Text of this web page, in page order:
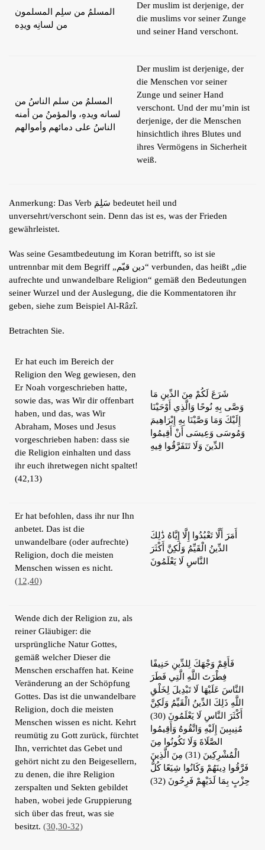
المسلمُ من سلِم المسلمون
من لسانِه ويدِه
Der muslim ist derjenige, der
die muslims vor seiner Zunge
und seiner Hand verschont.
المسلمُ من سلم الناسُ من
لسانه ويدهِ، والمؤمنُ من أمنه
الناسُ على دمائهم وأموالهم
Der muslim ist derjenige, der
die Menschen vor seiner
Zunge und seiner Hand
verschont. Und der mu’min ist
derjenige, der die Menschen
hinsichtlich ihres Blutes und
ihres Vermögens in Sicherheit
weiß.
Anmerkung: Das Verb سَلِمَ bedeutet heil und
unversehrt/verschont sein. Denn das ist es, was der Frieden
gewährleistet.
Was seine Gesamtbedeutung im Koran betrifft, so ist sie
untrennbar mit dem Begriff „دين قيّم“ verbunden, das heißt „die
aufrechte und unwandelbare Religion“ gemäß den Bedeutungen
seiner Wurzel und der Auslegung, die die Kommentatoren ihr
geben, siehe zum Beispiel Al-Râzî.
Betrachten Sie.
Er hat euch im Bereich der
Religion den Weg gewiesen, den
Er Noah vorgeschrieben hatte,
sowie das, was Wir dir offenbart
haben, und das, was Wir
Abraham, Moses und Jesus
vorgeschrieben haben: dass sie
die Religion einhalten und dass
ihr euch ihretwegen nicht spaltet!
(42,13)
شَرَعَ لَكُمْ مِنَ الدِّينِ مَا
وَصَّى بِهِ نُوحًا وَالَّذِي أَوْحَيْنَا
إِلَيْكَ وَمَا وَصَّيْنَا بِهِ إِبْرَاهِيمَ
وَمُوسَى وَعِيسَى أَنْ أَقِيمُوا
الدِّينَ وَلَا تَتَفَرَّقُوا فِيهِ
Er hat befohlen, dass ihr nur Ihn
anbetet. Das ist die
unwandelbare (oder aufrechte)
Religion, doch die meisten
Menschen wissen es nicht.
(12,40)
أَمَرَ أَلَّا تَعْبُدُوا إِلَّا إِيَّاهُ ذَٰلِكَ
الدِّينُ الْقَيِّمُ وَلَٰكِنَّ أَكْثَرَ
النَّاسِ لَا يَعْلَمُونَ
Wende dich der Religion zu, als
reiner Gläubiger: die
ursprüngliche Natur Gottes,
gemäß welcher Dieser die
Menschen erschaffen hat. Keine
Veränderung an der Schöpfung
Gottes. Das ist die unwandelbare
Religion, doch die meisten
Menschen wissen es nicht. Kehrt
reumütig zu Gott zurück, fürchtet
Ihn, verrichtet das Gebet und
gehört nicht zu den Beigesellern,
zu denen, die ihre Religion
zerspalten und Sekten gebildet
haben, wobei jede Gruppierung
sich über das freut, was sie
besitzt. (30,30-32)
فَأَقِمْ وَجْهَكَ لِلدِّينِ حَنِيفًا
فِطْرَتَ اللَّهِ الَّتِي فَطَرَ
النَّاسَ عَلَيْهَا لَا تَبْدِيلَ لِخَلْقِ
اللَّهِ ذَلِكَ الدِّينُ الْقَيِّمُ وَلَكِنَّ
أَكْثَرَ النَّاسِ لَا يَعْلَمُونَ (30)
مُنِيبِينَ إِلَيْهِ وَاتَّقُوهُ وَأَقِيمُوا
الصَّلَاةَ وَلَا تَكُونُوا مِنَ
الْمُشْرِكِينَ (31) مِنَ الَّذِينَ
فَرَّقُوا دِينَهُمْ وَكَانُوا شِيَعًا كُلُّ
حِزْبٍ بِمَا لَدَيْهِمْ فَرِحُونَ (32)